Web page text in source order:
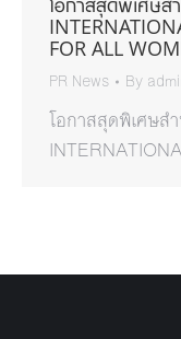
FOR ALL
PR News By
โอกาสสุดพิเศษส